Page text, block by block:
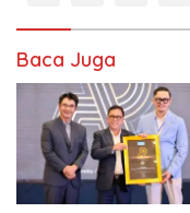
Baca Juga